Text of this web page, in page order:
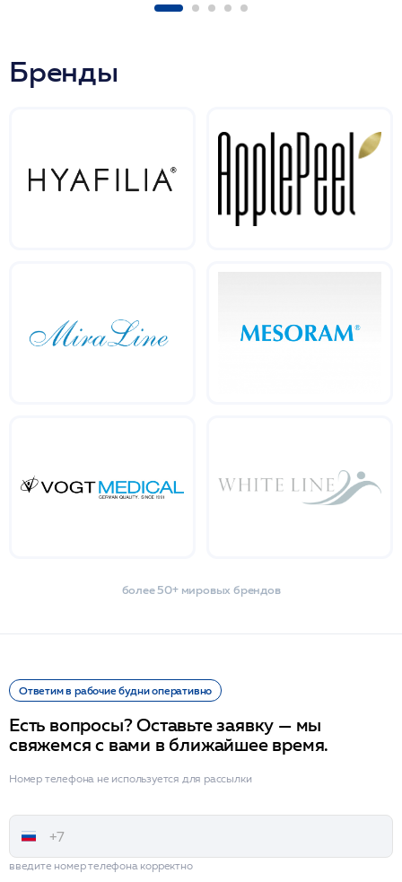
Бренды
более 50+ мировых брендов
Ответим в рабочие будни оперативно
Есть вопросы? Оставьте заявку — мы
свяжемся с вами в ближайшее время.
Номер телефона не используется для рассылки
введите номер телефона корректно